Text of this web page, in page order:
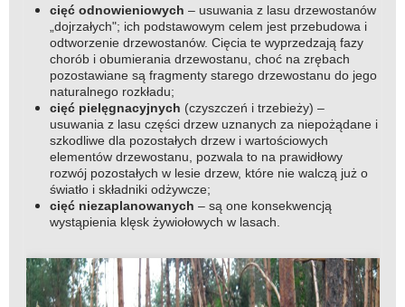
cięć odnowieniowych– usuwania z lasu drzewostanów
„dojrzałych"; ich podstawowym celem jest przebudowa i
odtworzenie drzewostanów. Cięcia te wyprzedzają fazy
chorób i obumierania drzewostanu, choć na zrębach
pozostawiane są fragmenty starego drzewostanu do jego
naturalnego rozkładu;
cięć pielęgnacyjnych (czyszczeń i trzebieży) –
usuwania z lasu części drzew uznanych za niepożądane i
szkodliwe dla pozostałych drzew i wartościowych
elementów drzewostanu, pozwala to na prawidłowy
rozwój pozostałych w lesie drzew, które nie walczą już o
światło i składniki odżywcze;
cięć niezaplanowanych – są one konsekwencją
wystąpienia klęsk żywiołowych w lasach.